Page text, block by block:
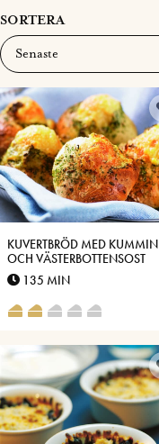
SORTERA
KUVERTBRÖD MED KUMMIN
OCH VÄSTERBOTTENSOST
135 MIN